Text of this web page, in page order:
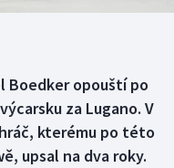
Boedker opouští po
za Lugano. V
kterému po této
upsal na dva roky.